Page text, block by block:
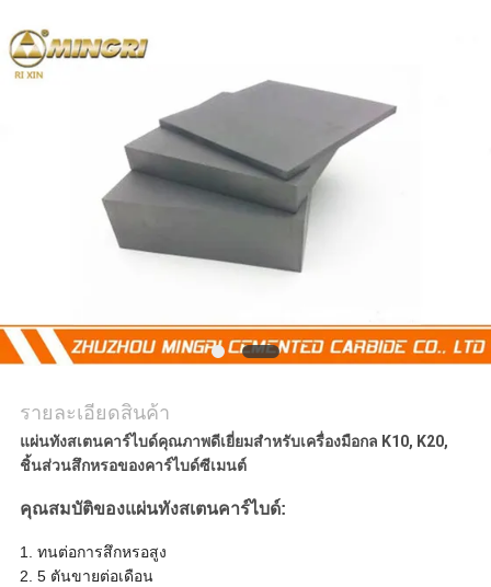
แผนผัง
PRIVACY
รายละเอียดสินค้า
แผ่นทังสเตนคาร์ไบด์คุณภาพดีเยี่ยมสำหรับเครื่องมือกล K10, K20,
ชิ้นส่วนสึกหรอของคาร์ไบด์ซีเมนต์
คุณสมบัติของแผ่นทังสเตนคาร์ไบด์:
1. ทนต่อการสึกหรอสูง
2. 5 ตันขายต่อเดือน